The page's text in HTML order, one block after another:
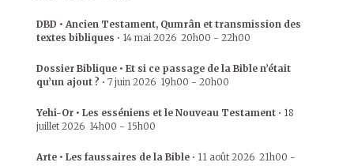
DBD • Ancien Testament, Qumrân et transmission des
textes bibliques • 14 mai 2026 20h00 - 22h00
Dossier Biblique • Et si ce passage de la Bible n’était
qu’un ajout ? • 7 juin 2026 19h00 - 20h00
Yehi-Or • Les esséniens et le Nouveau Testament • 18
juillet 2026 14h00 - 15h00
Arte • Les faussaires de la Bible • 11 août 2026 21h00 -